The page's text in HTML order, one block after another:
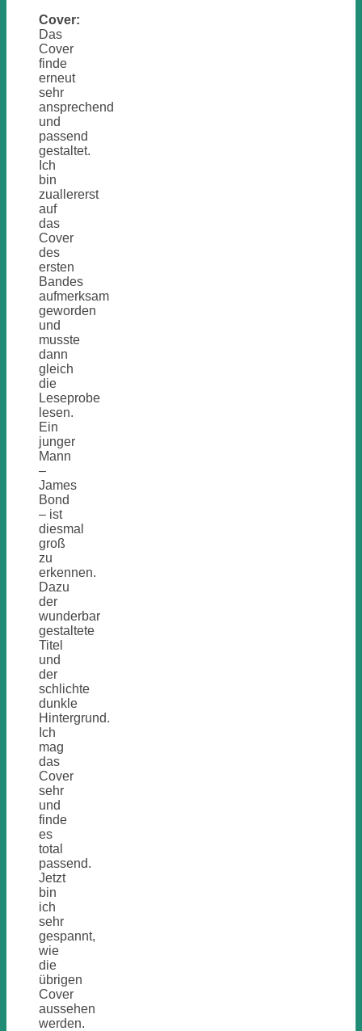
Cover:
Das
Cover
finde
erneut
sehr
ansprechend
und
passend
gestaltet.
Ich
bin
zuallererst
auf
das
Cover
des
ersten
Bandes
aufmerksam
geworden
und
musste
dann
gleich
die
Leseprobe
lesen.
Ein
junger
Mann
–
James
Bond
– ist
diesmal
groß
zu
erkennen.
Dazu
der
wunderbar
gestaltete
Titel
und
der
schlichte
dunkle
Hintergrund.
Ich
mag
das
Cover
sehr
und
finde
es
total
passend.
Jetzt
bin
ich
sehr
gespannt,
wie
die
übrigen
Cover
aussehen
werden.